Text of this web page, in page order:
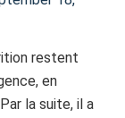
restent
en
la suite, il a